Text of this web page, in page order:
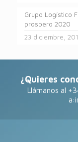
Grupo Logístico
prospero 2020
23 diciembre,
¿Quieres
Llámanos al
a: